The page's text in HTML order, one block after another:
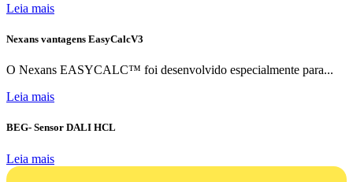
Leia mais
Nexans vantagens EasyCalcV3
O Nexans EASYCALC™ foi desenvolvido especialmente para...
Leia mais
BEG- Sensor DALI HCL
Leia mais